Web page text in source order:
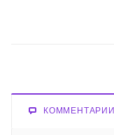
КОММЕНТАРИИ